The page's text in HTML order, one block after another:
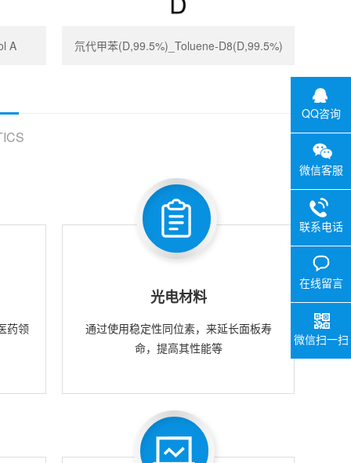
A 氘代甲苯(D,99.5%)_Toluene-D8(D,99.5%)
药领
光电材料
通过使用稳定性同位素，来延长面板寿
命，提高其性能等
QQ咨询
微信客服
联系电话
在线留言
微信扫一扫